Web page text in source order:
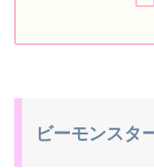
ビーモンスタ